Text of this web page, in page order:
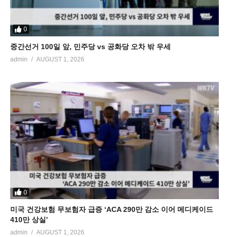
0
중간선거 100일 앞, 민주당 vs 공화당 오차 밖 우세
admin AUGUST 1, 2026
0
미국 건강보험 무보험자 급증 ‘ACA 290만 감소 이어 메디케이드
410만 상실’
admin AUGUST 1, 2026